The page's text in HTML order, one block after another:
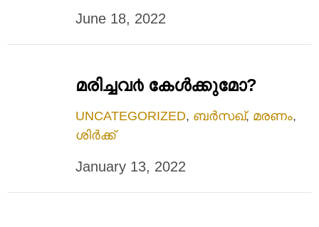
June 18, 2022
മരിച്ചവ൪ കേള്‍ക്കുമോ?
UNCATEGORIZED, ബർസഖ്, മരണം,
ശിർക്ക്
January 13, 2022